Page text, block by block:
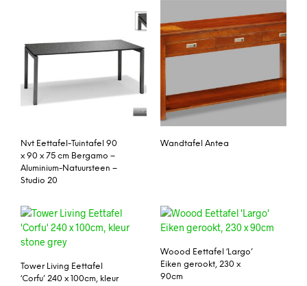
Nvt Eettafel-Tuintafel 90
x 90 x 75 cm Bergamo –
Aluminium-Natuursteen –
Studio 20
Wandtafel Antea
Tower Living Eettafel
‘Corfu’ 240 x 100cm, kleur
Woood Eettafel ‘Largo’
Eiken gerookt, 230 x
90cm